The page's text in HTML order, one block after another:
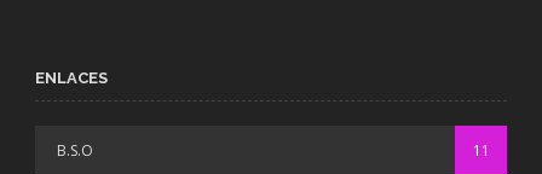
ENLACES
B.S.O 11